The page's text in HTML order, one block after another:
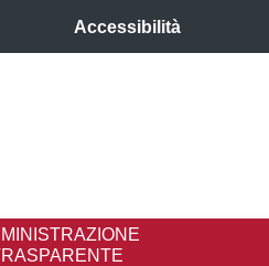
Accessibilità